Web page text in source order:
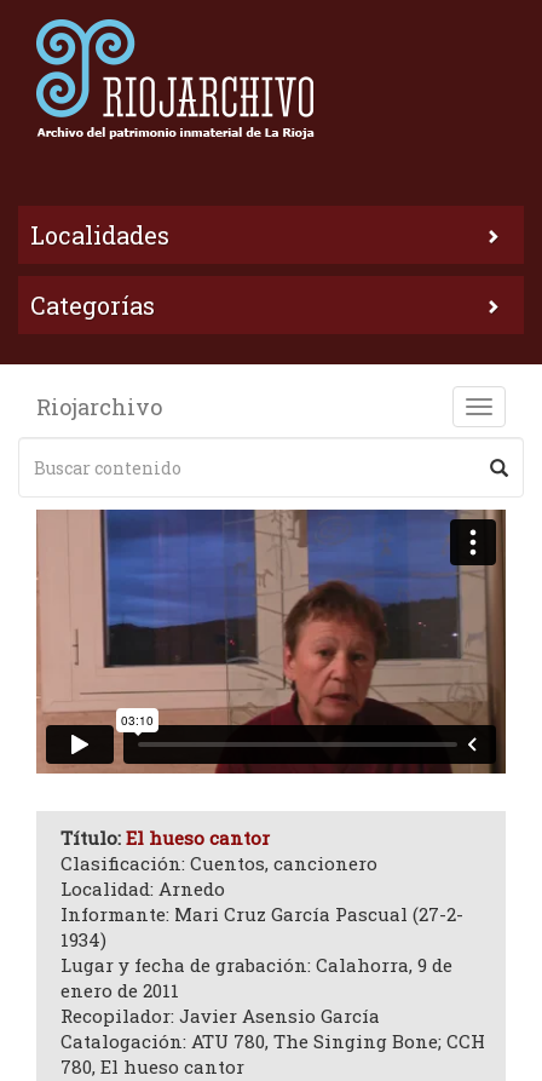
Localidades
Categorías
Toggle
Riojarchivo
Título: El hueso cantor
Clasificación: Cuentos, cancionero
Localidad: Arnedo
Informante: Mari Cruz García Pascual (27-2-
1934)
Lugar y fecha de grabación: Calahorra, 9 de
enero de 2011
Recopilador: Javier Asensio García
Catalogación: ATU 780, The Singing Bone; CCH
780, El hueso cantor